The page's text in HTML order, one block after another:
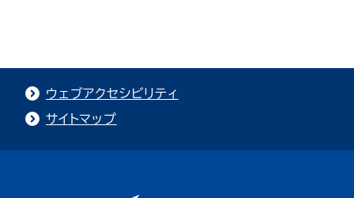
ウェブアクセシビリティ
サイトマップ